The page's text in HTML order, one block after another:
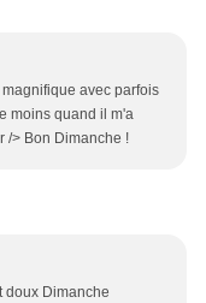
avec parfois
moins quand il m'a
/> Bon Dimanche !
doux Dimanche